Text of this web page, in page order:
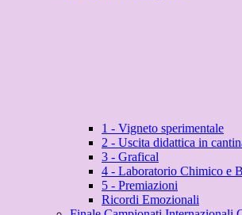
1 - Vigneto sperimentale
2 - Uscita didattica in
3 - Grafical
4 - Laboratorio Chimico e
5 - Premiazioni
Ricordi Emozionali